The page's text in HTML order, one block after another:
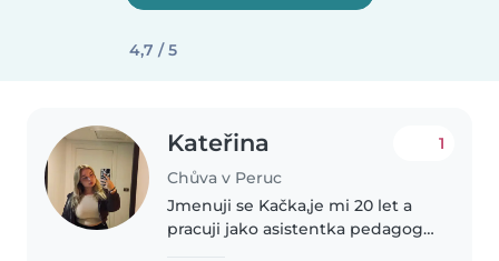
4,7 / 5
Kateřina
Chůva v Peruc
1
Jmenuji se Kačka,je mi 20 let a
pracuji jako asistentka pedagoga.